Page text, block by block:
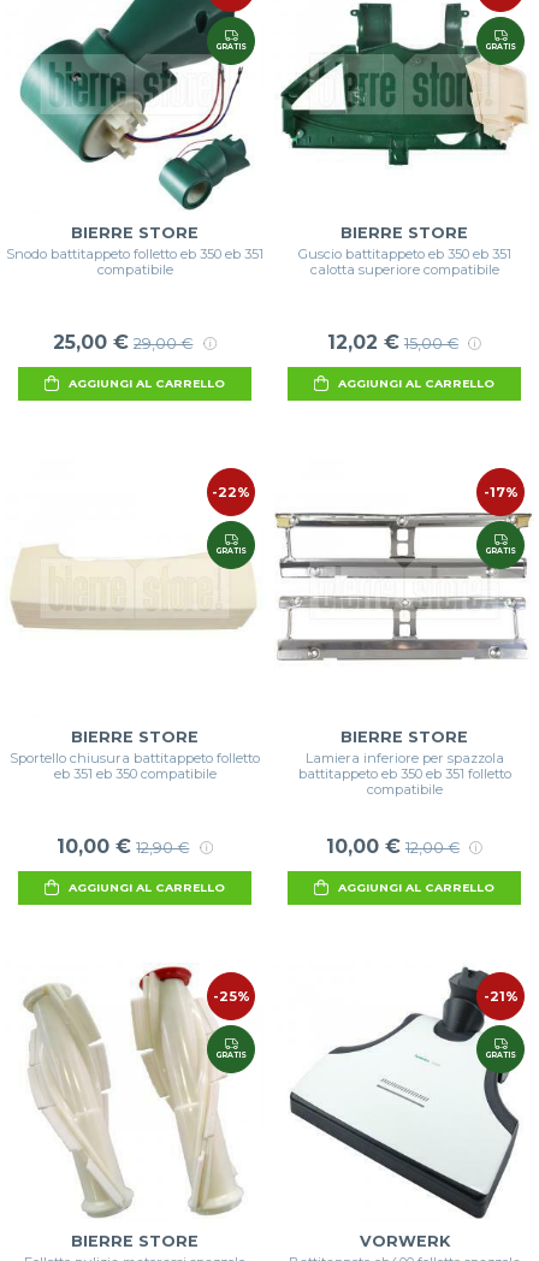
GRATIS
BIERRE STORE
Snodo battitappeto folletto eb 350 eb 351
compatibile
25,00 € 29,00 €
AGGIUNGI AL CARRELLO
GRATIS
BIERRE STORE
Guscio battitappeto eb 350 eb 351
calotta superiore compatibile
12,02 € 15,00 €
AGGIUNGI AL CARRELLO
-22%
GRATIS
BIERRE STORE
Sportello chiusura battitappeto folletto
eb 351 eb 350 compatibile
10,00 € 12,90 €
AGGIUNGI AL CARRELLO
-17%
GRATIS
BIERRE STORE
Lamiera inferiore per spazzola
battitappeto eb 350 eb 351 folletto
compatibile
10,00 € 12,00 €
AGGIUNGI AL CARRELLO
-25%
GRATIS
BIERRE STORE
-21%
GRATIS
VORWERK